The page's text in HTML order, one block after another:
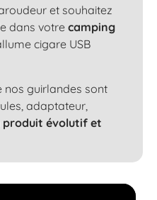
et souhaitez
dans votre camping
cigare USB
nos guirlandes sont
adaptateur,
produit évolutif et